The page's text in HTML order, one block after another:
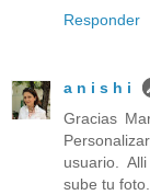
Responder
a n i s h i
Gracias
usuario.
sube tu foto.